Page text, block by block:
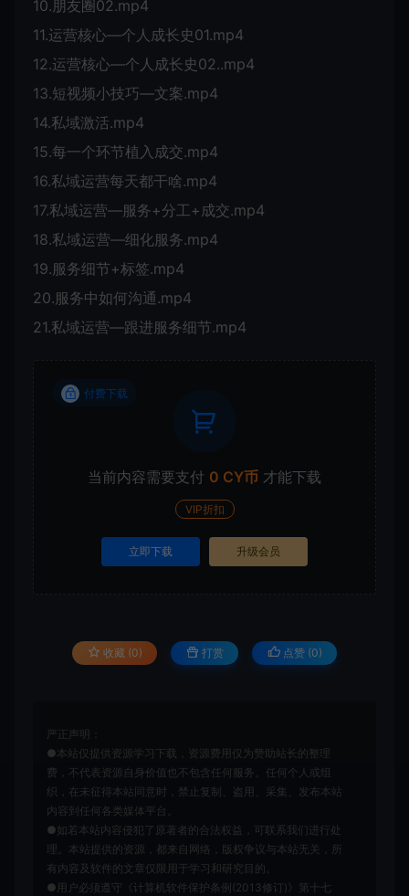
10.朋友圈02.mp4
11.运营核心—个人成长史01.mp4
12.运营核心—个人成长史02..mp4
13.短视频小技巧—文案.mp4
14.私域激活.mp4
15.每一个环节植入成交.mp4
16.私域运营每天都干啥.mp4
17.私域运营—服务+分工+成交.mp4
18.私域运营—细化服务.mp4
19.服务细节+标签.mp4
20.服务中如何沟通.mp4
21.私域运营—跟进服务细节.mp4
付费下载
当前内容需要支付 0 CY币 才能下载
VIP折扣
立即下载 升级会员
收藏 (0) 打赏 点赞 (0)
严正声明：
●本站仅提供资源学习下载，资源费用仅为赞助站长的整理
费，不代表资源自身价值也不包含任何服务。任何个人或组
织，在未征得本站同意时，禁止复制、盗用、采集、发布本站
内容到任何各类媒体平台。
●如若本站内容侵犯了原著者的合法权益，可联系我们进行处
理。本站提供的资源，都来自网络，版权争议与本站无关，所
有内容及软件的文章仅限用于学习和研究目的。
●用户必须遵守《计算机软件保护条例(2013修订)》第十七